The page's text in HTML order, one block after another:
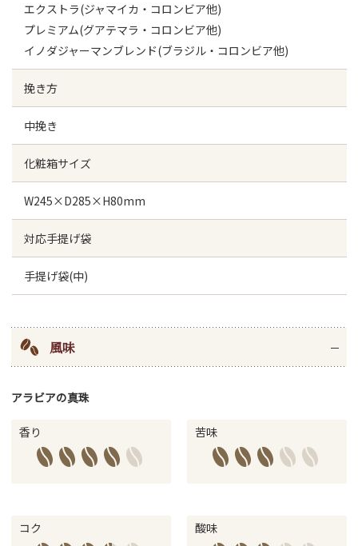
エクストラ(ジャマイカ・コロンビア他)
プレミアム(グアテマラ・コロンビア他)
イノダジャーマンブレンド(ブラジル・コロンビア他)
挽き方
中挽き
化粧箱サイズ
W245×D285×H80mm
対応手提げ袋
手提げ袋(中)
風味
アラビアの真珠
香り 苦味
コク 酸味